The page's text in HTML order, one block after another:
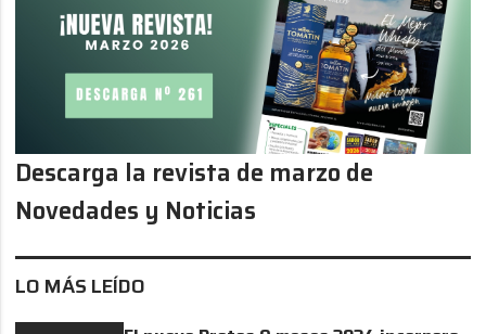
LO MÁS LEÍDO
Descarga la revista de marzo de
Novedades y Noticias